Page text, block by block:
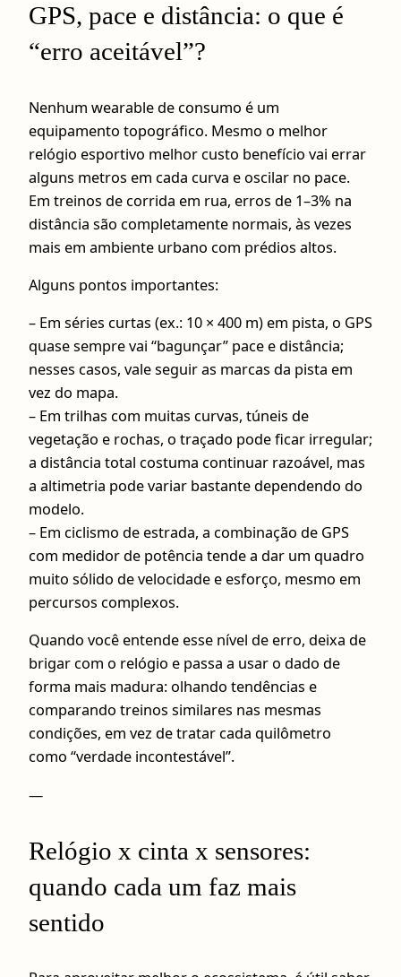
GPS, pace e distância: o que é
“erro aceitável”?
Nenhum wearable de consumo é um
equipamento topográfico. Mesmo o melhor
relógio esportivo melhor custo benefício vai errar
alguns metros em cada curva e oscilar no pace.
Em treinos de corrida em rua, erros de 1–3% na
distância são completamente normais, às vezes
mais em ambiente urbano com prédios altos.
Alguns pontos importantes:
– Em séries curtas (ex.: 10 × 400 m) em pista, o GPS
quase sempre vai “bagunçar” pace e distância;
nesses casos, vale seguir as marcas da pista em
vez do mapa.
– Em trilhas com muitas curvas, túneis de
vegetação e rochas, o traçado pode ficar irregular;
a distância total costuma continuar razoável, mas
a altimetria pode variar bastante dependendo do
modelo.
– Em ciclismo de estrada, a combinação de GPS
com medidor de potência tende a dar um quadro
muito sólido de velocidade e esforço, mesmo em
percursos complexos.
Quando você entende esse nível de erro, deixa de
brigar com o relógio e passa a usar o dado de
forma mais madura: olhando tendências e
comparando treinos similares nas mesmas
condições, em vez de tratar cada quilômetro
como “verdade incontestável”.
—
Relógio x cinta x sensores:
quando cada um faz mais
sentido